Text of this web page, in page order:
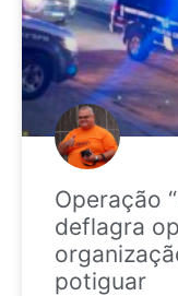
Operação
deflagra
potiguar